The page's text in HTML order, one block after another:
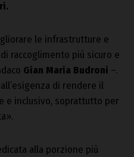
le infrastrutture e
raccoglimento più sicuro e
Gian Maria Budroni –.
di rendere il
e inclusivo, soprattutto per
alla porzione più